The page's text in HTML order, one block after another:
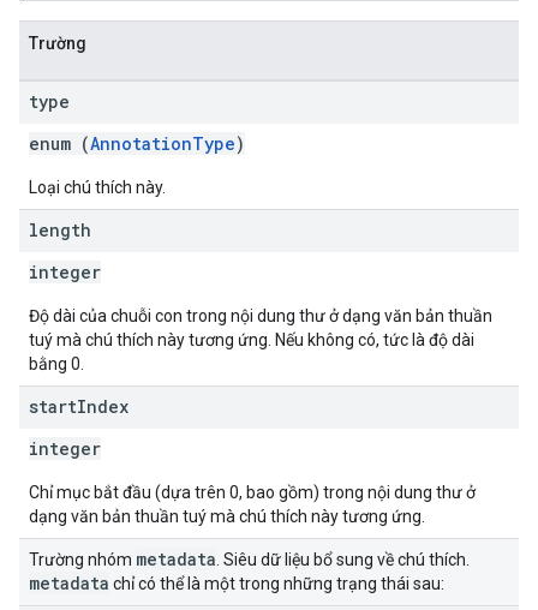
Trường
type
enum (AnnotationType)
Loại chú thích này.
length
integer
Độ dài của chuỗi con trong nội dung thư ở dạng văn bản thuần
tuý mà chú thích này tương ứng. Nếu không có, tức là độ dài
bằng 0.
startIndex
integer
Chỉ mục bắt đầu (dựa trên 0, bao gồm) trong nội dung thư ở
dạng văn bản thuần tuý mà chú thích này tương ứng.
Trường nhóm metadata . Siêu dữ liệu bổ sung về chú thích.
metadata chỉ có thể là một trong những trạng thái sau: